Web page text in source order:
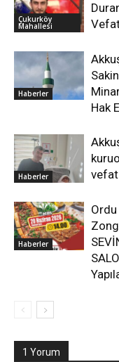
Çukurköy
Mahallesi
Haberler
Hak
Haberler
Haberler
1 Yorum